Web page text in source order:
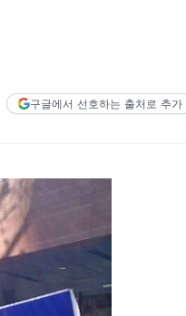
구글에서 선호하는 출처로 추가